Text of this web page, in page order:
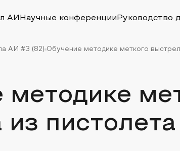
АИ Научные конференции Руководство
АИ #3 (82) Обучение методике меткого
методике